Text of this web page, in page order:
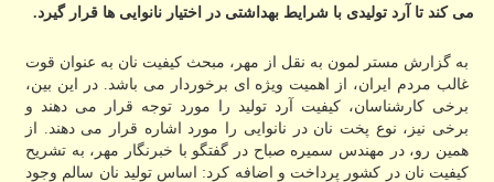
می كند تا آرد تولیدی با شرایط بهداشتی در اختیار نانوایی ها قرار گیرد.
به گزارش مستر لمون به نقل از مهر، مبحث كیفیت نان به عنوان قوت
غالب مردم ایران، از اهمیت ویژه ای برخوردار می باشد. در این بین،
برخی كارشناسان، كیفیت آرد تولید را مورد توجه قرار می دهند و
برخی نیز، نوع پخت نان در نانوایی را مورد اشاره قرار می دهند. از
همین رو، در مهندس سمیره صباح در گفتگو با خبرنگار مهر، به تشریح
كیفیت نان در كشور پرداخت و اضافه كرد: اساس تولید نان سالم وجود